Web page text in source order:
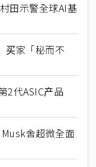
田示警全球AI基
家「秘而不
2代ASIC产品
舍超微全面